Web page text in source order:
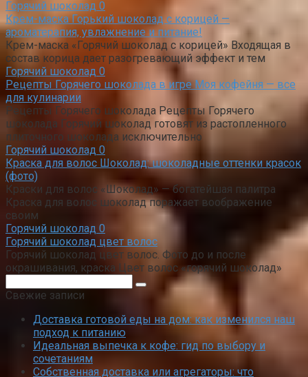
Горячий шоколад 0
Крем-маска Горький шоколад с корицей —
ароматерапия, увлажнение и питание!
Крем-маска «Горячий шоколад с корицей» Входящая в
состав корица дает разогревающий эффект и тем
Горячий шоколад 0
Рецепты Горячего шоколада в игре Моя кофейня — все
для кулинарии
Рецепты Горячего шоколада Рецепты Горячего
шоколада Горячий шоколад готовят из растопленного
плиточного шоколада исключительно
Горячий шоколад 0
Краска для волос Шоколад: шоколадные оттенки красок
(фото)
Краски для волос «Шоколад» — богатейшая палитра
Краска для волос шоколад поражает воображение
своим
Горячий шоколад 0
Горячий шоколад цвет волос
Горячий шоколад цвет волос. Фото до и после
окрашивания, краска Цвет волос «горячий шоколад»
Свежие записи
Доставка готовой еды на дом: как изменился наш
подход к питанию
Идеальная выпечка к кофе: гид по выбору и
сочетаниям
Собственная доставка или агрегаторы: что